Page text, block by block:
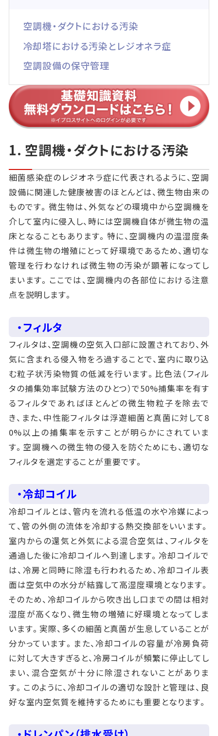
空調機・ダクトにおける汚染
冷却塔における汚染とレジオネラ症
空調設備の保守管理
1. 空調機・ダクトにおける汚染
細菌感染症のレジオネラ症に代表されるように、空調
設備に関連した健康被害のほとんどは、微生物由来の
ものです。微生物は、外気などの環境中から空調機を
介して室内に侵入し、時には空調機自体が微生物の温
床となることもあります。特に、空調機内の温湿度条
件は微生物の増殖にとって好環境であるため、適切な
管理を行わなければ微生物の汚染が顕著になってし
まいます。ここでは、空調機内の各部位における注意
点を説明します。
・フィルタ
フィルタは、空調機の空気入口部に設置されており、外
気に含まれる侵入物をろ過することで、室内に取り込
む粒子状汚染物質の低減を行います。比色法（フィル
タの捕集効率試験方法のひとつ）で50%捕集率を有す
るフィルタであればほとんどの微生物粒子を除去で
き、また、中性能フィルタは浮遊細菌と真菌に対して8
0%以上の捕集率を示すことが明らかにされていま
す。空調機への微生物の侵入を防ぐためにも、適切な
フィルタを選定することが重要です。
・冷却コイル
冷却コイルとは、管内を流れる低温の水や冷媒によっ
て、管の外側の流体を冷却する熱交換部をいいます。
室内からの還気と外気による混合空気は、フィルタを
通過した後に冷却コイルへ到達します。冷却コイルで
は、冷房と同時に除湿も行われるため、冷却コイル表
面は空気中の水分が結露して高湿度環境となります。
そのため、冷却コイルから吹き出し口までの間は相対
湿度が高くなり、微生物の増殖に好環境となってしま
います。実際、多くの細菌と真菌が生息していることが
分かっています。また、冷却コイルの容量が冷房負荷
に対して大きすぎると、冷房コイルが頻繁に停止してし
まい、混合空気が十分に除湿されないことがありま
す。このように、冷却コイルの適切な設計と管理は、良
好な室内空気質を維持するためにも重要となります。